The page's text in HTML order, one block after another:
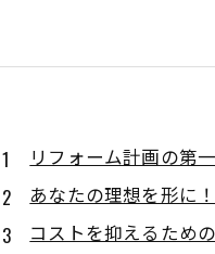
リフォーム計画の第
あなたの理想を形に
コストを抑えるため